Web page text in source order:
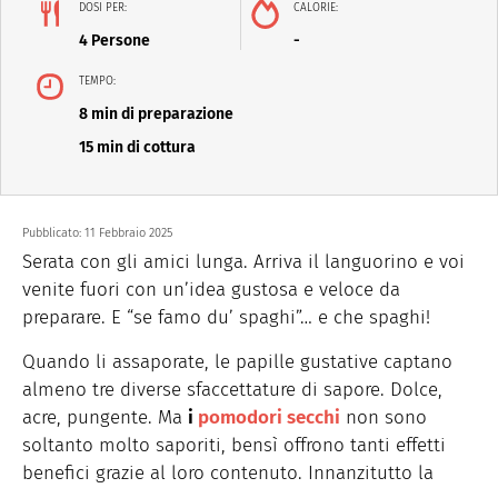
DOSI PER:
4 Persone
CALORIE:
-
TEMPO:
8 min di preparazione
15 min di cottura
Pubblicato: 11 Febbraio 2025
Serata con gli amici lunga. Arriva il languorino e voi
venite fuori con un’idea gustosa e veloce da
preparare. E “se famo du’ spaghi”… e che spaghi!
Quando li assaporate, le papille gustative captano
almeno tre diverse sfaccettature di sapore. Dolce,
acre, pungente. Ma i pomodori secchi non sono
soltanto molto saporiti, bensì offrono tanti effetti
benefici grazie al loro contenuto. Innanzitutto la